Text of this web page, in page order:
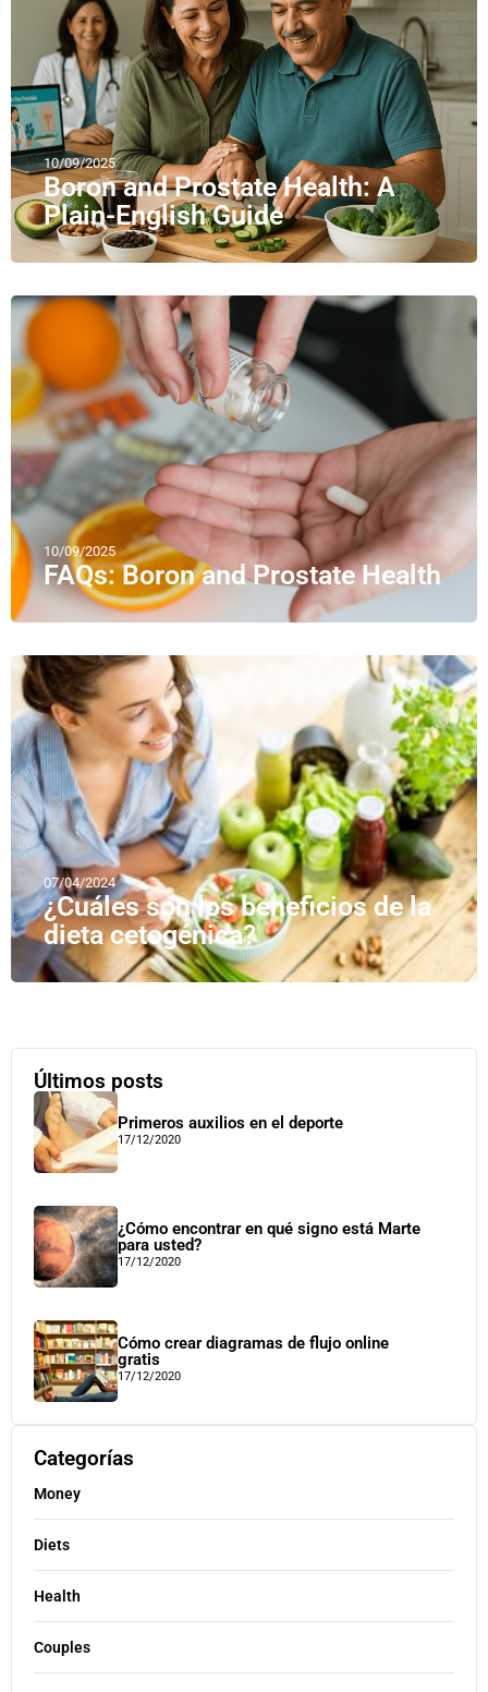
10/09/2025
Boron and Prostate Health: A
Plain-English Guide
10/09/2025
FAQs: Boron and Prostate Health
07/04/2024
¿Cuáles son los beneficios de la
dieta cetogénica?
Últimos posts
Primeros auxilios en el deporte
17/12/2020
¿Cómo encontrar en qué signo está Marte
para usted?
17/12/2020
Cómo crear diagramas de flujo online
gratis
17/12/2020
Categorías
Money
Diets
Health
Couples